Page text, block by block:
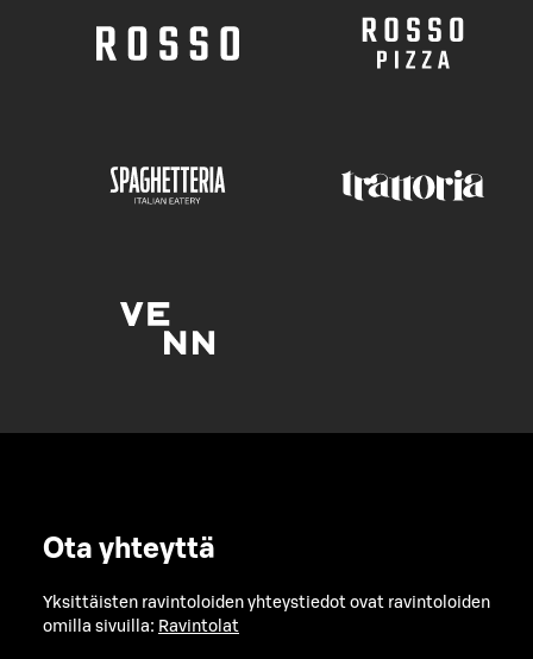
Ota yhteyttä
Yksittäisten ravintoloiden yhteystiedot ovat ravintoloiden
omilla sivuilla: Ravintolat